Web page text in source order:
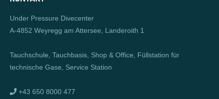
Under Pressure Divecenter
A-4852 Weyregg am Attersee, Landeroith 1
Tauchschule, Tauchbasis, Shop & Office, Füllstation für
technische Gase, Service Station
+43 650 8000 477